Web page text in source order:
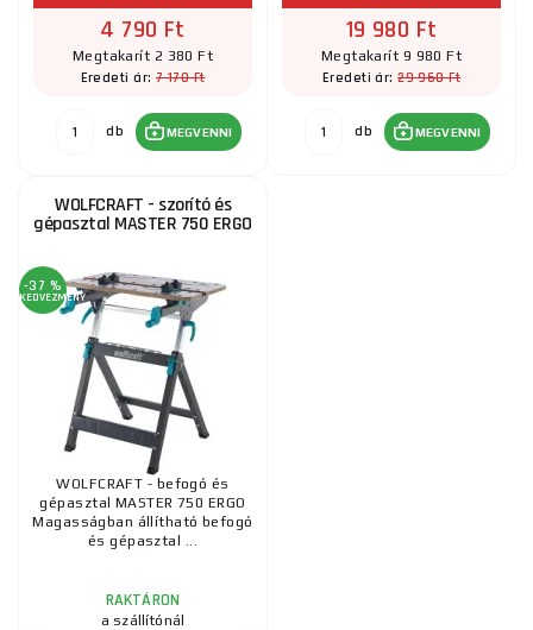
4 790 Ft
Megtakarít 2 380 Ft
Eredeti ár:7 170 Ft
db MEGVENNI
19 980 Ft
Megtakarít 9 980 Ft
Eredeti ár:29 960 Ft
db MEGVENNI
WOLFCRAFT - szorító és
gépasztal MASTER 750 ERGO
-37 %
KEDVEZMÉNY
WOLFCRAFT - befogó és
gépasztal MASTER 750 ERGO
Magasságban állítható befogó
és gépasztal ...
RAKTÁRON
a szállítónál